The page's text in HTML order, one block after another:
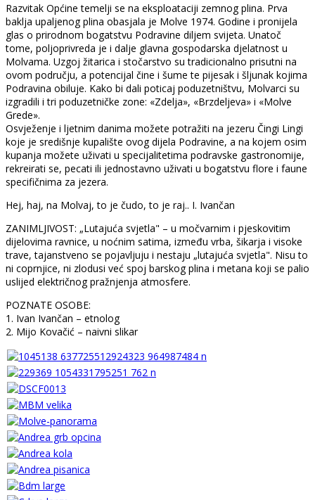
Razvitak Općine temelji se na eksploataciji zemnog plina. Prva
baklja upaljenog plina obasjala je Molve 1974. Godine i pronijela
glas o prirodnom bogatstvu Podravine diljem svijeta. Unatoč
tome, poljoprivreda je i dalje glavna gospodarska djelatnost u
Molvama. Uzgoj žitarica i stočarstvo su tradicionalno prisutni na
ovom području, a potencijal čine i šume te pijesak i šljunak kojima
Podravina obiluje. Kako bi dali poticaj poduzetništvu, Molvarci su
izgradili i tri poduzetničke zone: «Zdelja», «Brzdeljeva» i «Molve
Grede».
Osvježenje i ljetnim danima možete potražiti na jezeru Čingi Lingi
koje je središnje kupalište ovog dijela Podravine, a na kojem osim
kupanja možete uživati u specijalitetima podravske gastronomije,
rekreirati se, pecati ili jednostavno uživati u bogatstvu flore i faune
specifičnima za jezera.
Hej, haj, na Molvaj, to je čudo, to je raj.. I. Ivančan
ZANIMLJIVOST: „Lutajuća svjetla" – u močvarnim i pjeskovitim
dijelovima ravnice, u noćnim satima, između vrba, šikarja i visoke
trave, tajanstveno se pojavljuju i nestaju „lutajuća svjetla". Nisu to
ni coprnjice, ni zlodusi već spoj barskog plina i metana koji se palio
uslijed električnog pražnjenja atmosfere.
POZNATE OSOBE:
1. Ivan Ivančan – etnolog
2. Mijo Kovačić – naivni slikar